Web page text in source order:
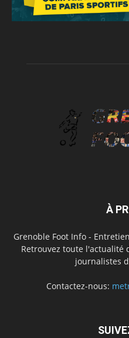
À
Grenoble Foot Info -
Retrouvez toute l'actualité
journalistes
Contactez-nous: